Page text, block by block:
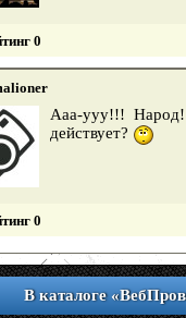
0
Ааа-ууу!!!
действует?
0
В каталоге